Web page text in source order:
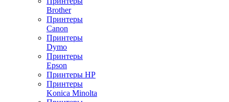
Brother
Принтеры
Canon
Принтеры
Dymo
Принтеры
Epson
Принтеры HP
Принтеры
Konica Minolta